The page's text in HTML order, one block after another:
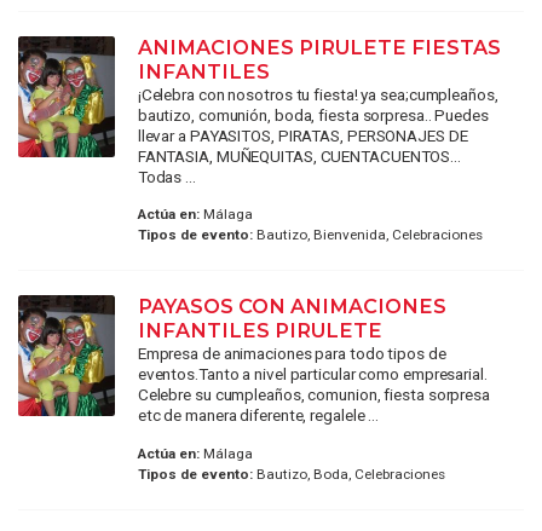
ANIMACIONES PIRULETE FIESTAS
INFANTILES
¡Celebra con nosotros tu fiesta! ya sea;cumpleaños,
bautizo, comunión, boda, fiesta sorpresa.. Puedes
llevar a PAYASITOS, PIRATAS, PERSONAJES DE
FANTASIA, MUÑEQUITAS, CUENTACUENTOS...
Todas ...
Actúa en:Málaga
Tipos de evento:Bautizo, Bienvenida, Celebraciones
PAYASOS CON ANIMACIONES
INFANTILES PIRULETE
Empresa de animaciones para todo tipos de
eventos.Tanto a nivel particular como empresarial.
Celebre su cumpleaños, comunion, fiesta sorpresa
etc de manera diferente, regalele ...
Actúa en:Málaga
Tipos de evento:Bautizo, Boda, Celebraciones